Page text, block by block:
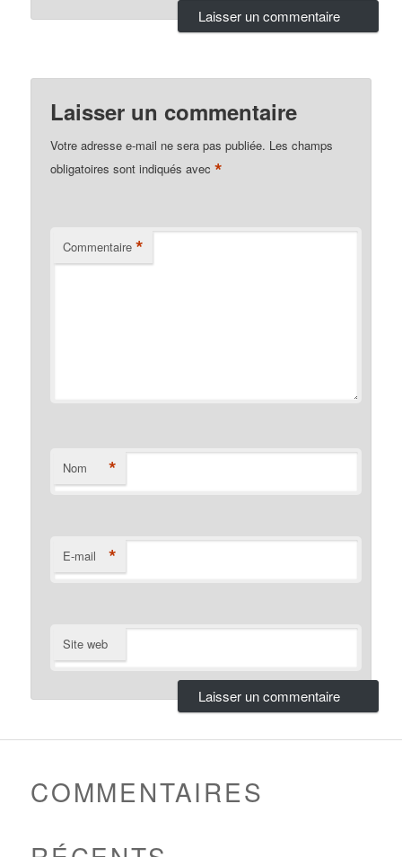
Laisser un commentaire
Votre adresse e-mail ne sera pas publiée. Les champs
obligatoires sont indiqués avec*
Commentaire *
Nom *
E-mail *
Site web
COMMENTAIRES